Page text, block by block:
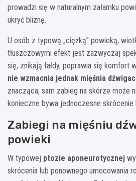
prowadzi się w naturalnym załamku
ukryć bliznę.
U osób z typową „ciężką” powieką,
tłuszczowymi efekt jest zazwyczaj
się, znikają fałdy, poprawia się komfort
nie wzmacnia jednak mięśnia
znacząca, sam zabieg na skórze może
konieczne bywa jednoczesne skrócenie
Zabiegi na mięśniu
powieki
W typowej ptozie aponeurotycznej
skrócenia lub ponownego umocowania